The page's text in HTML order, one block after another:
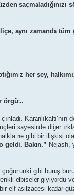
saçmaladığınızı
aynı zamanda
her şey,
örgüt..
Karanlıkaltı’nın
sayesinde diğer
ne gibi bir ilişkisi
geldi. Bakın.” Nejash,
gibi buruş
elbiseler giyiyordu
elf asilzadesi kadar